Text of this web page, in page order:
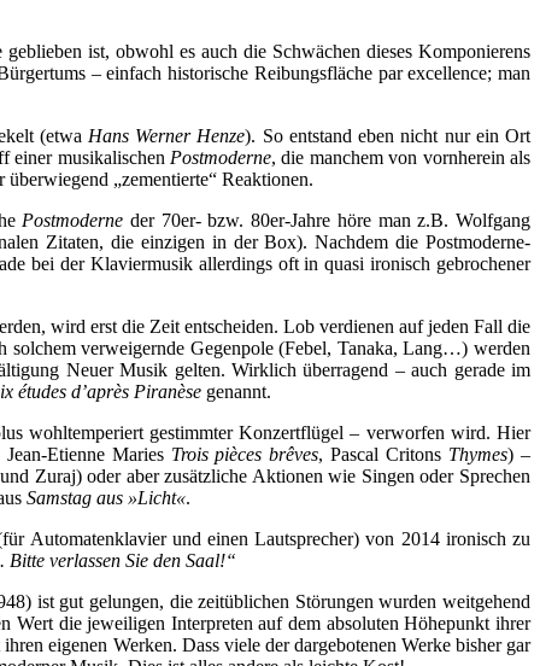
ist, obwohl es auch die Schwächen dieses Komponierens
– einfach historische Reibungsfläche par excellence; man
(etwa Hans Werner Henze). So entstand eben nicht nur ein Ort
einer musikalischen Postmoderne, die manchem von vornherein als
überwiegend „zementierte“ Reaktionen.
Postmoderne der 70er- bzw. 80er-Jahre höre man z.B. Wolfgang
Zitaten, die einzigen in der Box). Nachdem die Postmoderne-
bei der Klaviermusik allerdings oft in quasi ironisch gebrochener
wird erst die Zeit entscheiden. Lob verdienen auf jeden Fall die
verweigernde Gegenpole (Febel, Tanaka, Lang…) werden
Neuer Musik gelten. Wirklich überragend – auch gerade im
études d’après Piranèse genannt.
wohltemperiert gestimmter Konzertflügel – verworfen wird. Hier
Jean-Etienne Maries Trois pièces brêves, Pascal Critons Thymes) –
Zuraj) oder aber zusätzliche Aktionen wie Singen oder Sprechen
Samstag aus »Licht«.
für Automatenklavier und einen Lautsprecher) von 2014 ironisch zu
Bitte verlassen Sie den Saal!“
ist gut gelungen, die zeitüblichen Störungen wurden weitgehend
Wert die jeweiligen Interpreten auf dem absoluten Höhepunkt ihrer
eigenen Werken. Dass viele der dargebotenen Werke bisher gar